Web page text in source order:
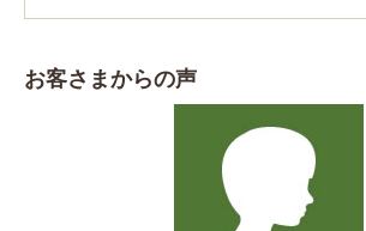
お客さまからの声